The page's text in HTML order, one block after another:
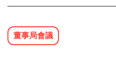
董事局會議